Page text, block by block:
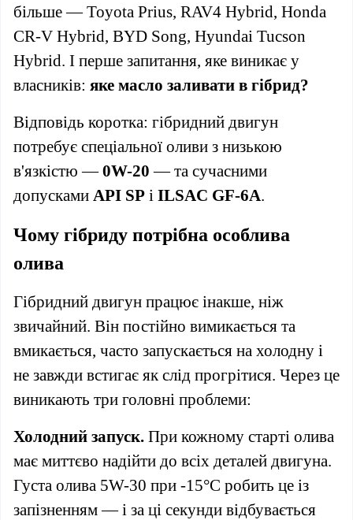
більше — Toyota Prius, RAV4 Hybrid, Honda
CR-V Hybrid, BYD Song, Hyundai Tucson
Hybrid. І перше запитання, яке виникає у
власників: яке масло заливати в гібрид?
Відповідь коротка: гібридний двигун
потребує спеціальної оливи з низькою
в'язкістю —0W-20 — та сучасними
допусками API SP і ILSAC GF-6A.
Чому гібриду потрібна особлива
олива
Гібридний двигун працює інакше, ніж
звичайний. Він постійно вимикається та
вмикається, часто запускається на холодну і
не завжди встигає як слід прогрітися. Через це
виникають три головні проблеми:
Холодний запуск. При кожному старті олива
має миттєво надійти до всіх деталей двигуна.
Густа олива 5W-30 при -15°C робить це із
запізненням — і за ці секунди відбувається